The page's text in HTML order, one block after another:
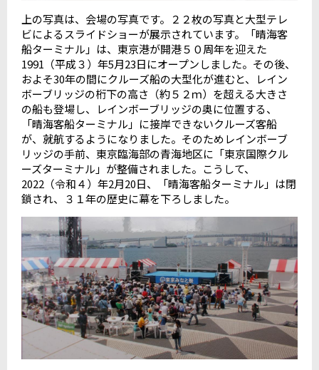
上の写真は、会場の写真です。２２枚の写真と大型テレ
ビによるスライドショーが展示されています。「晴海客
船ターミナル」は、東京港が開港５０周年を迎えた
1991（平成３）年5月23日にオープンしました。その後、
およそ30年の間にクルーズ船の大型化が進むと、レイン
ボーブリッジの桁下の高さ（約５２ｍ）を超える大きさ
の船も登場し、レインボーブリッジの奥に位置する、
「晴海客船ターミナル」に接岸できないクルーズ客船
が、就航するようになりました。そのためレインボーブ
リッジの手前、東京臨海部の青海地区に「東京国際クル
ーズターミナル」が整備されました。こうして、
2022（令和４）年2月20日、「晴海客船ターミナル」は閉
鎖され、３１年の歴史に幕を下ろしました。